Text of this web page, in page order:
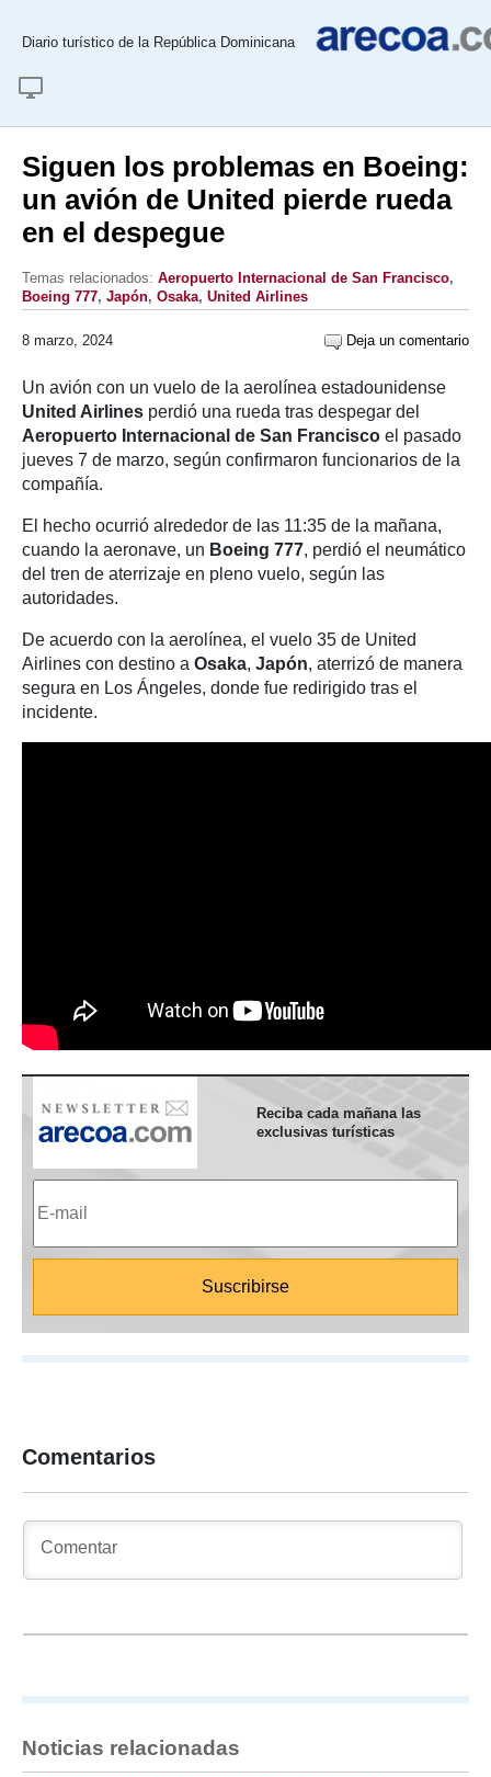
Diario turístico de la República Dominicana
Siguen los problemas en Boeing:
un avión de United pierde rueda
en el despegue
Temas relacionados: Aeropuerto Internacional de San Francisco,
Boeing 777, Japón, Osaka, United Airlines
8 marzo, 2024 Deja un comentario
Un avión con un vuelo de la aerolínea estadounidense
United Airlines perdió una rueda tras despegar del
Aeropuerto Internacional de San Francisco el pasado
jueves 7 de marzo, según confirmaron funcionarios de la
compañía.
El hecho ocurrió alrededor de las 11:35 de la mañana,
cuando la aeronave, un Boeing 777, perdió el neumático
del tren de aterrizaje en pleno vuelo, según las
autoridades.
De acuerdo con la aerolínea, el vuelo 35 de United
Airlines con destino a Osaka, Japón, aterrizó de manera
segura en Los Ángeles, donde fue redirigido tras el
incidente.
Reciba cada mañana las
exclusivas turísticas
Comentarios
Noticias relacionadas